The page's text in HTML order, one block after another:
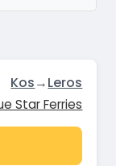
Kos→Leros
Star Ferries